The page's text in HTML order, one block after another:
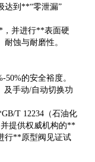
达到**“零泄漏”
并进行**表面硬
蚀与耐磨性。
的安全裕度。
及手动/自动切换功
T 12234（石油化
提供权威机构的**
行**原型阀见证试